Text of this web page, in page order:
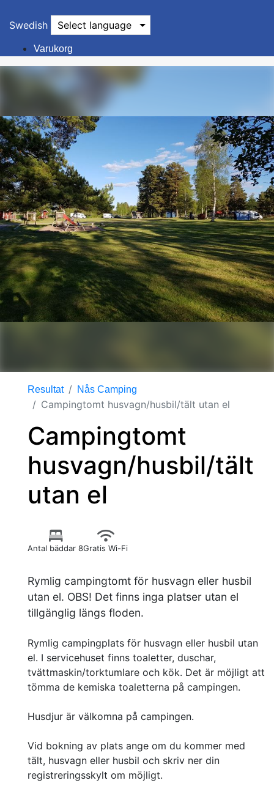
Swedish Select language
Varukorg
Resultat Nås Camping
Campingtomt husvagn/husbil/tält utan el
Campingtomt
husvagn/husbil/tält
utan el
Antal bäddar 8Gratis Wi-Fi
Rymlig campingtomt för husvagn eller husbil
utan el. OBS! Det finns inga platser utan el
tillgänglig längs floden.
Rymlig campingplats för husvagn eller husbil utan
el. I servicehuset finns toaletter, duschar,
tvättmaskin/torktumlare och kök. Det är möjligt att
tömma de kemiska toaletterna på campingen.
Husdjur är välkomna på campingen.
Vid bokning av plats ange om du kommer med
tält, husvagn eller husbil och skriv ner din
registreringsskylt om möjligt.